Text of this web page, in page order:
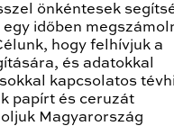
önkéntesek
időben
hogy felhívjuk a
és adatokkal
kapcsolatos
papírt és ceruzát
Magyarország